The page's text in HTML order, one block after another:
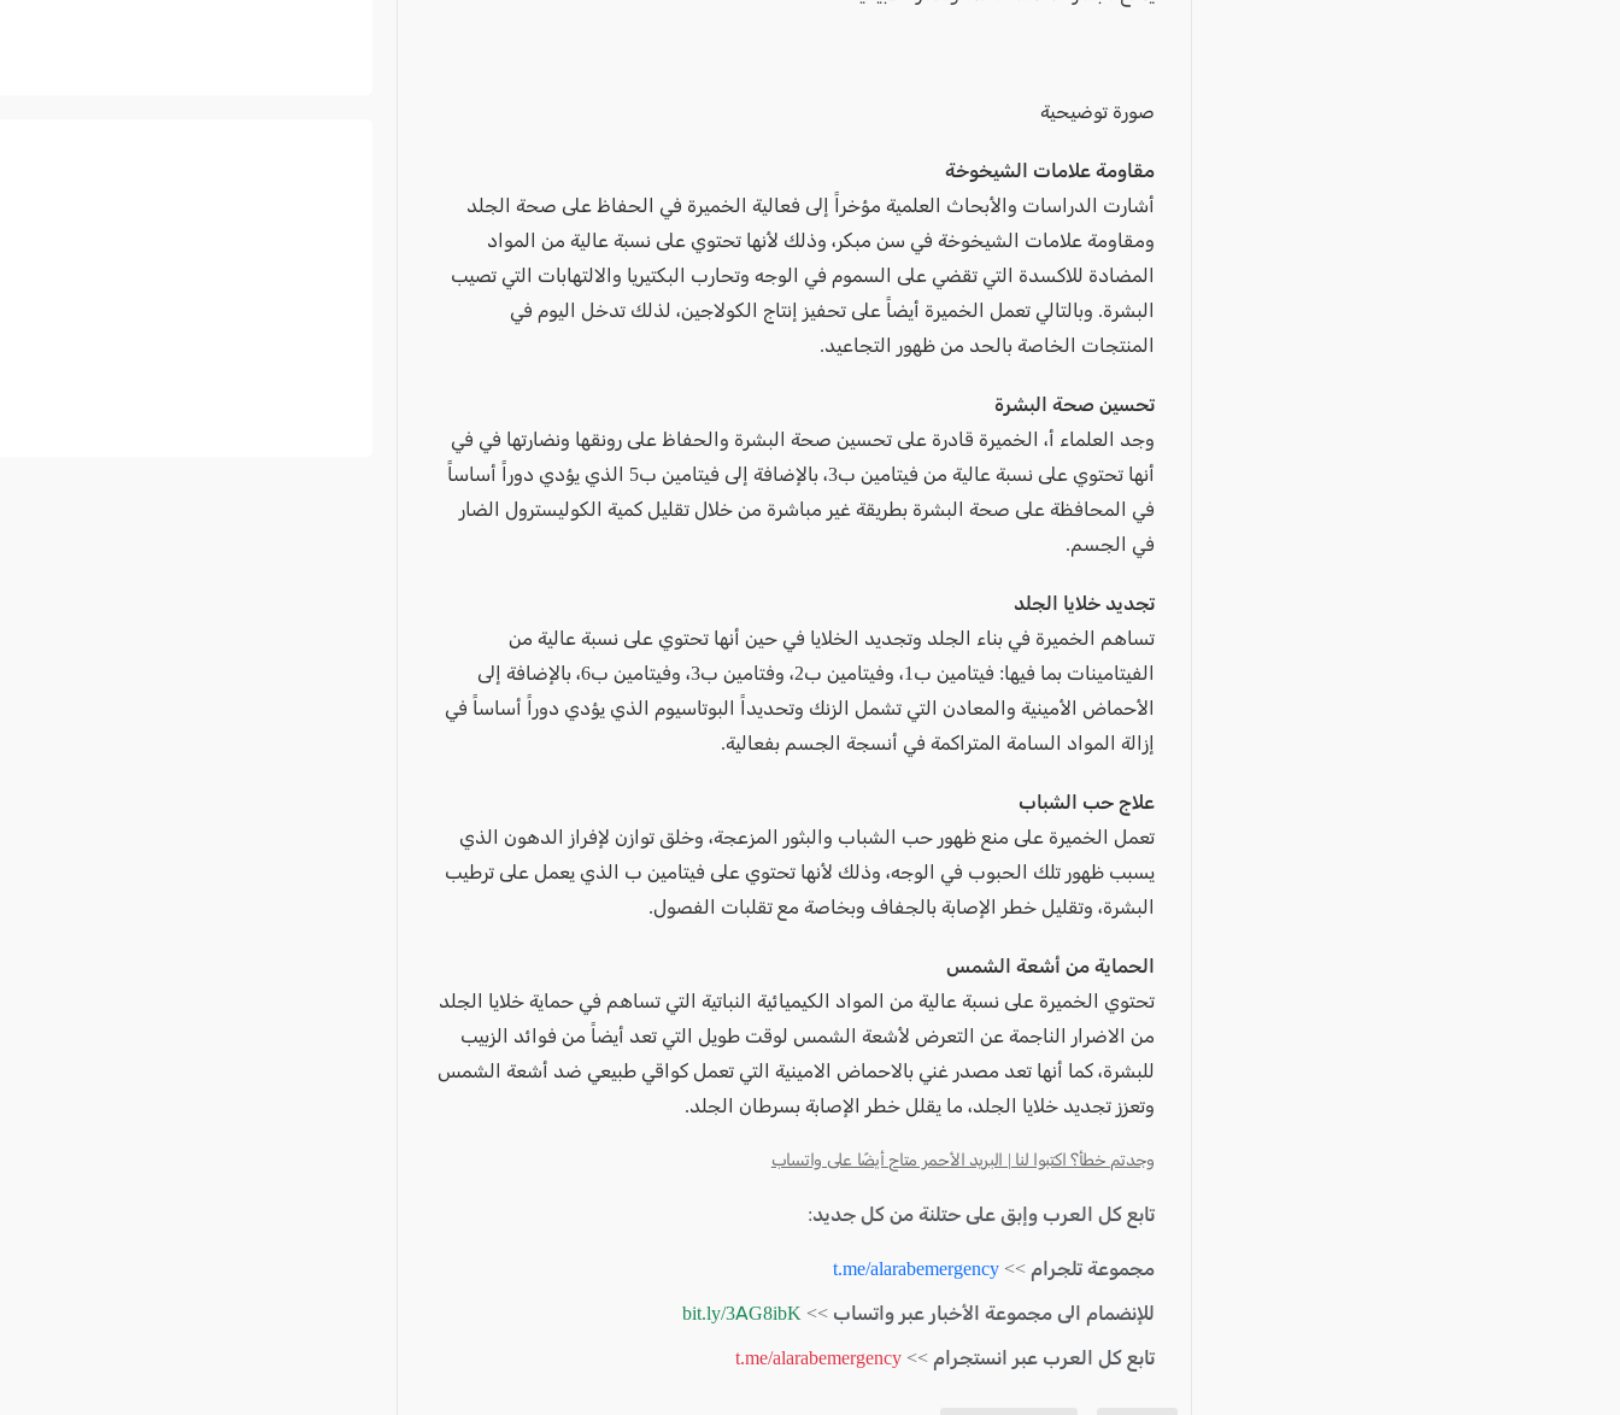
صورة توضيحية
مقاومة علامات الشيخوخة
أشارت الدراسات والأبحاث العلمية مؤخراً إلى فعالية الخميرة في الحفاظ على صحة الجلد
ومقاومة علامات الشيخوخة في سن مبكر، وذلك لأنها تحتوي على نسبة عالية من المواد
المضادة للاكسدة التي تقضي على السموم في الوجه وتحارب البكتيريا والالتهابات التي تصيب
البشرة. وبالتالي تعمل الخميرة أيضاً على تحفيز إنتاج الكولاجين، لذلك تدخل اليوم في
المنتجات الخاصة بالحد من ظهور التجاعيد.
تحسين صحة البشرة
وجد العلماء أ، الخميرة قادرة على تحسين صحة البشرة والحفاظ على رونقها ونضارتها في في
أنها تحتوي على نسبة عالية من فيتامين ب3، بالإضافة إلى فيتامين ب5 الذي يؤدي دوراً أساساً
في المحافظة على صحة البشرة بطريقة غير مباشرة من خلال تقليل كمية الكوليسترول الضار
في الجسم.
تجديد خلايا الجلد
تساهم الخميرة في بناء الجلد وتجديد الخلايا في حين أنها تحتوي على نسبة عالية من
الفيتامينات بما فيها: فيتامين ب1، وفيتامين ب2، وفتامين ب3، وفيتامين ب6، بالإضافة إلى
الأحماض الأمينية والمعادن التي تشمل الزنك وتحديداً البوتاسيوم الذي يؤدي دوراً أساساً في
إزالة المواد السامة المتراكمة في أنسجة الجسم بفعالية.
علاج حب الشباب
تعمل الخميرة على منع ظهور حب الشباب والبثور المزعجة، وخلق توازن لإفراز الدهون الذي
يسبب ظهور تلك الحبوب في الوجه، وذلك لأنها تحتوي على فيتامين ب الذي يعمل على ترطيب
البشرة، وتقليل خطر الإصابة بالجفاف وبخاصة مع تقلبات الفصول.
الحماية من أشعة الشمس
تحتوي الخميرة على نسبة عالية من المواد الكيميائية النباتية التي تساهم في حماية خلايا الجلد
من الاضرار الناجمة عن التعرض لأشعة الشمس لوقت طويل التي تعد أيضاً من فوائد الزبيب
للبشرة، كما أنها تعد مصدر غني بالاحماض الامينية التي تعمل كواقي طبيعي ضد أشعة الشمس
وتعزز تجديد خلايا الجلد، ما يقلل خطر الإصابة بسرطان الجلد.
وجدتم خطأ؟ اكتبوا لنا | البريد الأحمر متاح أيضًا على واتساب
تابع كل العرب وإبق على حتلنة من كل جديد:
مجموعة تلجرام >> t.me/alarabemergency
للإنضمام الى مجموعة الأخبار عبر واتساب >> bit.ly/3AG8ibK
تابع كل العرب عبر انستجرام >> t.me/alarabemergency